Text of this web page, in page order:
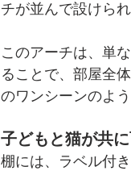
チが並んで設けら
このアーチは、単
ることで、部屋全
のワンシーンのよ
子どもと猫が共
棚には、ラベル付